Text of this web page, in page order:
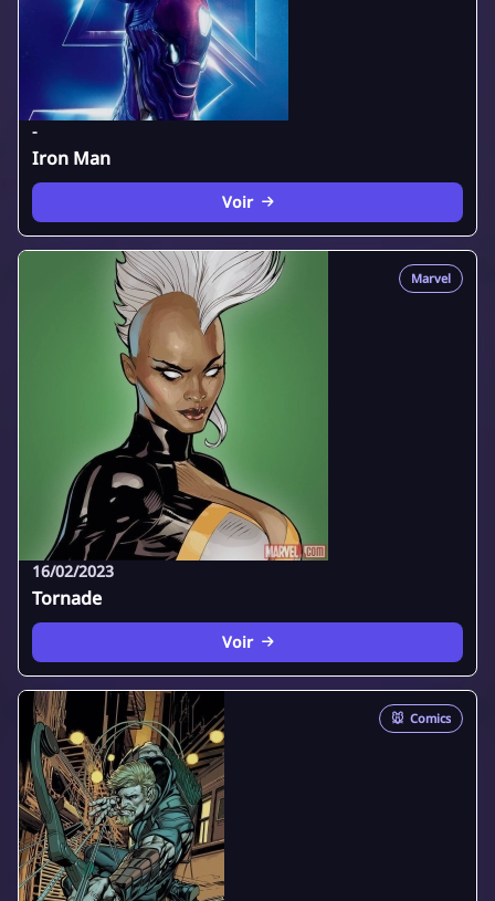
-
Iron Man
Voir
Marvel
16/02/2023
Tornade
Voir
🐭 Comics